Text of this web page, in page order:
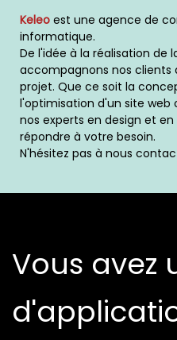
Keleo est une agence de
informatique.
De l'idée à la réalisation de
accompagnons nos clients
projet. Que ce soit la
l'optimisation d'un site web
nos experts en design et
répondre à votre besoin.
N'hésitez pas à nous
Vous avez